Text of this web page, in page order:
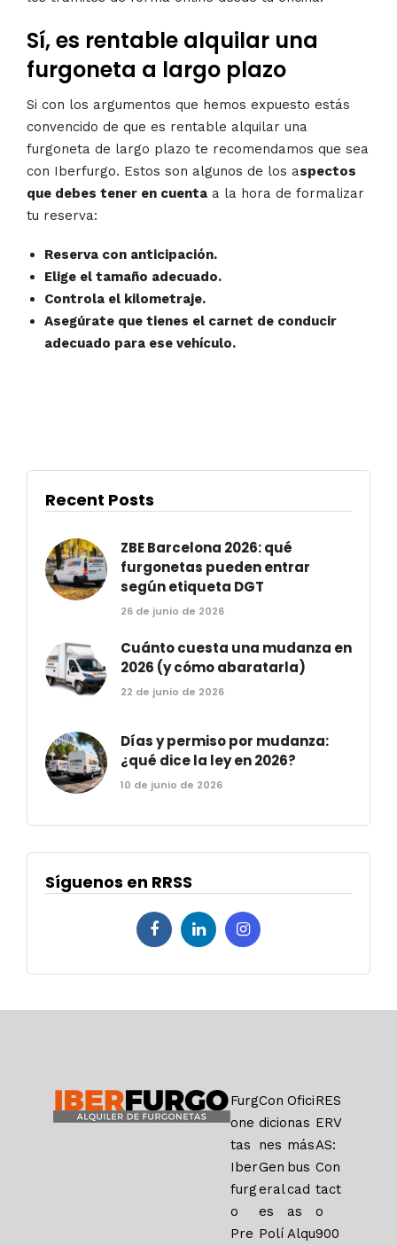
Sí, es rentable alquilar una
furgoneta a largo plazo
Si con los argumentos que hemos expuesto estás
convencido de que es rentable alquilar una
furgoneta de largo plazo te recomendamos que sea
con Iberfurgo. Estos son algunos de los aspectos
que debes tener en cuenta a la hora de formalizar
tu reserva:
Reserva con anticipación.
Elige el tamaño adecuado.
Controla el kilometraje.
Asegúrate que tienes el carnet de conducir
adecuado para ese vehículo.
Recent Posts
ZBE Barcelona 2026: qué
furgonetas pueden entrar
según etiqueta DGT
26 de junio de 2026
Cuánto cuesta una mudanza en
2026 (y cómo abaratarla)
22 de junio de 2026
Días y permiso por mudanza:
¿qué dice la ley en 2026?
10 de junio de 2026
Síguenos en RRSS
Furg
one
tas
Iber
furg
o
Pre
Con
dicio
nes
Gen
eral
es
Polí
Ofici
nas
más
bus
cad
as
Alqu
RES
ERV
AS:
Con
tact
o
900